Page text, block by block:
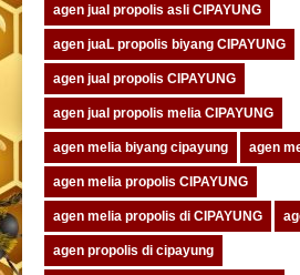
agen jual propolis asli CIPAYUNG
agen juaL propolis biyang CIPAYUNG
agen jual propolis CIPAYUNG
agen jual propolis melia CIPAYUNG
agen melia biyang cipayung agen
agen melia propolis CIPAYUNG
agen melia propolis di CIPAYUNG
agen propolis di cipayung